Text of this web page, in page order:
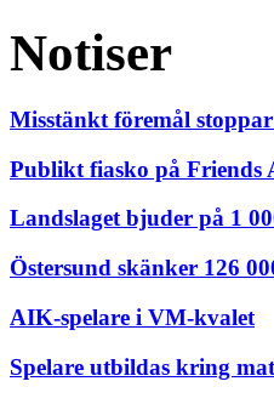
Notiser
Misstänkt föremål
Publikt fiasko på Friends
Landslaget bjuder på 1
Östersund skänker 126
AIK-spelare i VM-kvalet
Spelare utbildas kring